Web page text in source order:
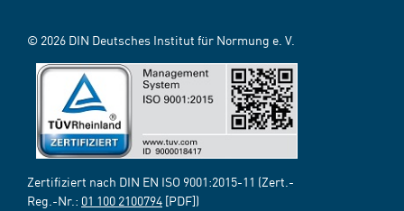
© 2026 DIN Deutsches Institut für Normung e. V.
Zertifiziert nach DIN EN ISO 9001:2015-11 (Zert.-
Reg.-Nr.: 01 100 2100794 [PDF])